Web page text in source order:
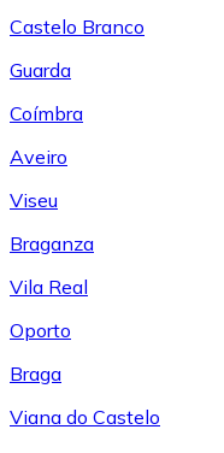
Castelo Branco
Guarda
Coímbra
Aveiro
Viseu
Braganza
Vila Real
Oporto
Braga
Viana do Castelo